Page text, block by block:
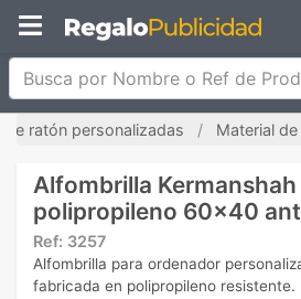
Busca por Nombre o Ref de
ratón personalizadas Material
Alfombrilla Kermanshah
polipropileno 60x40
Ref: 3257
Alfombrilla para ordenador
fabricada en polipropileno resistente.